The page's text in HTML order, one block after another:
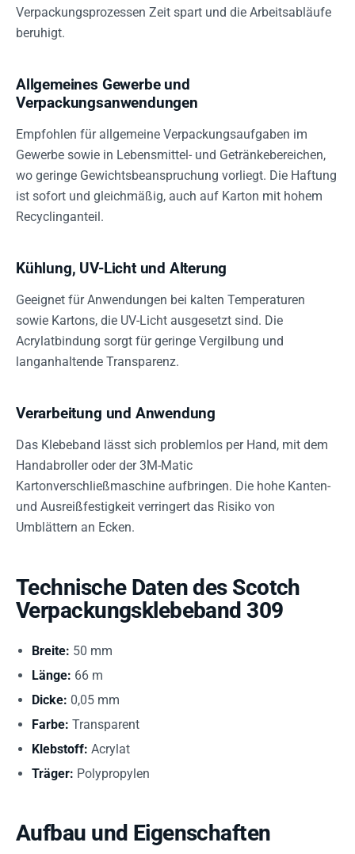
Verpackungsprozessen Zeit spart und die Arbeitsabläufe
beruhigt.
Allgemeines Gewerbe und
Verpackungsanwendungen
Empfohlen für allgemeine Verpackungsaufgaben im
Gewerbe sowie in Lebensmittel- und Getränkebereichen,
wo geringe Gewichtsbeanspruchung vorliegt. Die Haftung
ist sofort und gleichmäßig, auch auf Karton mit hohem
Recyclinganteil.
Kühlung, UV-Licht und Alterung
Geeignet für Anwendungen bei kalten Temperaturen
sowie Kartons, die UV-Licht ausgesetzt sind. Die
Acrylatbindung sorgt für geringe Vergilbung und
langanhaltende Transparenz.
Verarbeitung und Anwendung
Das Klebeband lässt sich problemlos per Hand, mit dem
Handabroller oder der 3M-Matic
Kartonverschließmaschine aufbringen. Die hohe Kanten-
und Ausreißfestigkeit verringert das Risiko von
Umblättern an Ecken.
Technische Daten des Scotch
Verpackungsklebeband 309
Breite: 50 mm
Länge: 66 m
Dicke: 0,05 mm
Farbe: Transparent
Klebstoff: Acrylat
Träger: Polypropylen
Aufbau und Eigenschaften